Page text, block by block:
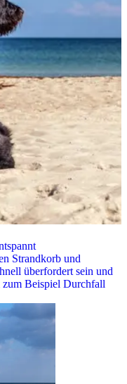
Strandkorb und
überfordert sein und
zum Beispiel Durchfall